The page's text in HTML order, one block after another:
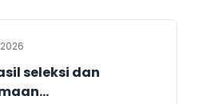
seleksi dan